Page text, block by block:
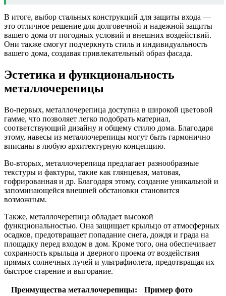
В итоге, выбор стальных конструкций для защиты входа —
это отличное решение для долговечной и надежной защиты
вашего дома от погодных условий и внешних воздействий.
Они также смогут подчеркнуть стиль и индивидуальность
вашего дома, создавая привлекательный образ фасада.
Эстетика и функциональность
металлочерепицы
Во-первых, металлочерепица доступна в широкой цветовой
гамме, что позволяет легко подобрать материал,
соответствующий дизайну и общему стилю дома. Благодаря
этому, навесы из металлочерепицы могут быть гармонично
вписаны в любую архитектурную концепцию.
Во-вторых, металлочерепица предлагает разнообразные
текстуры и фактуры, такие как глянцевая, матовая,
гофрированная и др. Благодаря этому, создание уникальной и
запоминающейся внешней обстановки становится
возможным.
Также, металлочерепица обладает высокой
функциональностью. Она защищает крыльцо от атмосферных
осадков, предотвращает попадание снега, дождя и града на
площадку перед входом в дом. Кроме того, она обеспечивает
сохранность крыльца и дверного проема от воздействия
прямых солнечных лучей и ультрафиолета, предотвращая их
быстрое старение и выгорание.
Преимущества металлочерепицы:
Пример фото